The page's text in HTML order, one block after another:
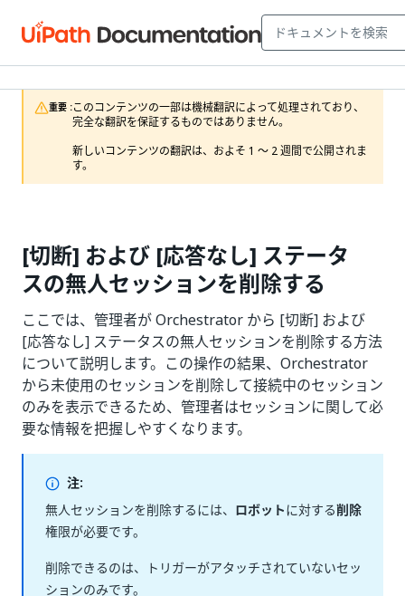
重要 :このコンテンツの一部は機械翻訳によって処理されており、
完全な翻訳を保証するものではありません。
新しいコンテンツの翻訳は、およそ 1 ～ 2 週間で公開されま
す。
[切断] および [応答なし] ステータ
スの無人セッションを削除する
ここでは、管理者が Orchestrator から [切断] および
[応答なし] ステータスの無人セッションを削除する方法
について説明します。この操作の結果、Orchestrator
から未使用のセッションを削除して接続中のセッション
のみを表示できるため、管理者はセッションに関して必
要な情報を把握しやすくなります。
注:
無人セッションを削除するには、 ロボットに対する削除
権限が必要です。
削除できるのは、トリガーがアタッチされていないセッ
ションのみです。